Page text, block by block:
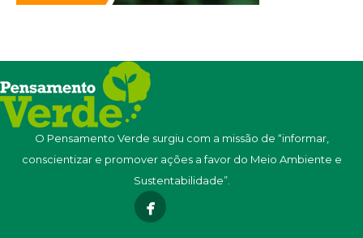
O Pensamento Verde surgiu com a missão de “informar,
conscientizar e promover ações a favor do Meio Ambiente e
Sustentabilidade”.